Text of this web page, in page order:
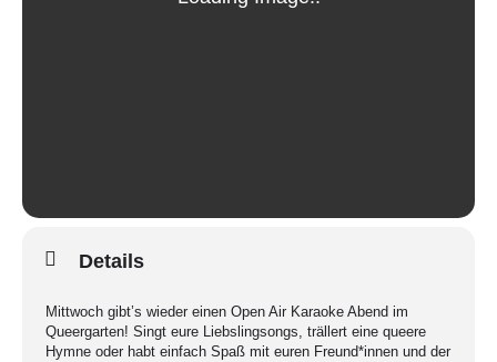
Details
Mittwoch gibt’s wieder einen Open Air Karaoke Abend im
Queergarten! Singt eure Liebslingsongs, trällert eine queere
Hymne oder habt einfach Spaß mit euren Freund*innen und der